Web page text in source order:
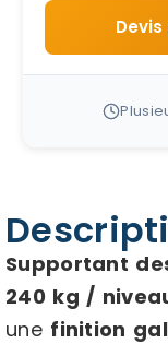
Supportant
240 kg /
une finition